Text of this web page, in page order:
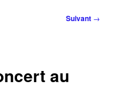
Suivant →
au